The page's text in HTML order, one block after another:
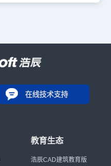
在线技术支持
教育生态
浩辰CAD建筑教育版